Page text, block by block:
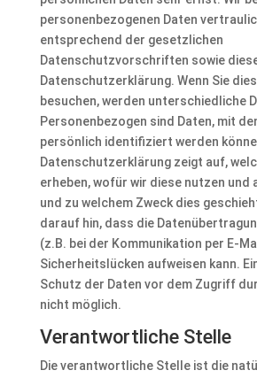
personenbezogenen Daten
entsprechend der gesetzlichen
Datenschutzvorschriften sowie
Datenschutzerklärung. Wenn Sie
besuchen, werden unterschiedliche
Personenbezogen sind Daten, mit
persönlich identifiziert werden
Datenschutzerklärung zeigt auf,
erheben, wofür wir diese nutzen und
und zu welchem Zweck dies
darauf hin, dass die
(z.B. bei der Kommunikation per E-
Sicherheitslücken aufweisen kann.
Schutz der Daten vor dem Zugriff
nicht möglich.
Verantwortliche Stelle
Die verantwortliche Stelle ist die